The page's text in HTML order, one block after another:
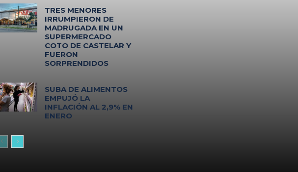
TRES MENORES
IRRUMPIERON DE
MADRUGADA EN UN
SUPERMERCADO
COTO DE CASTELAR Y
FUERON
SORPRENDIDOS
SUBA DE ALIMENTOS
EMPUJÓ LA
INFLACIÓN AL 2,9% EN
ENERO